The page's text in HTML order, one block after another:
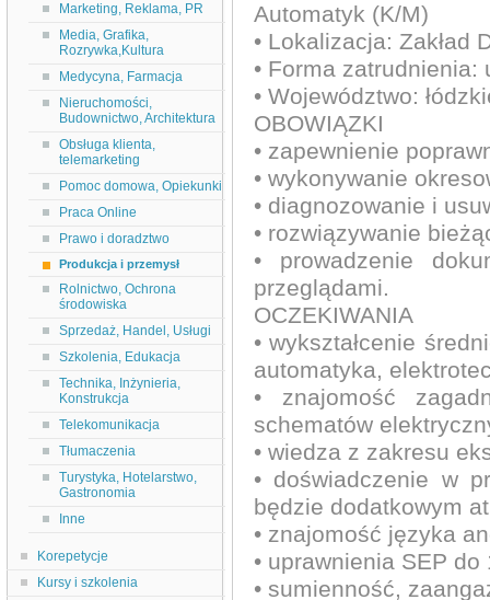
Marketing, Reklama, PR
Media, Grafika,
Rozrywka,Kultura
Medycyna, Farmacja
Nieruchomości,
Budownictwo, Architektura
Obsługa klienta,
telemarketing
Pomoc domowa, Opiekunki
Praca Online
Prawo i doradztwo
Produkcja i przemysł
Rolnictwo, Ochrona
środowiska
Sprzedaż, Handel, Usługi
Szkolenia, Edukacja
Technika, Inżynieria,
Konstrukcja
Telekomunikacja
Tłumaczenia
Turystyka, Hotelarstwo,
Gastronomia
Inne
Korepetycje
Kursy i szkolenia
Automatyk (K/M)
• Lokalizacja: Zakład
• Forma zatrudnienia:
• Województwo:
OBOWIĄZKI
• zapewnienie
• wykonywanie
• diagnozowanie i
• rozwiązywanie
• prowadzenie
przeglądami.
OCZEKIWANIA
• wykształcenie
automatyka,
• znajomość
schematów
• wiedza z zakresu
• doświadczenie w
będzie dodatkowym
• znajomość języka
• uprawnienia SEP do
• sumienność,